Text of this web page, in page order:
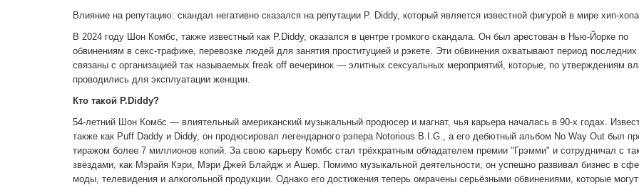
Влияние на репутацию: скандал негативно сказался на репутации P. Diddy, который является известной фигурой в мире хип-хопа.
В 2024 году Шон Комбс, также известный как P.Diddy, оказался в центре громкого скандала. Он был арестован в Нью-Йорке по
обвинениям в секс-трафике, перевозке людей для занятия проституцией и рэкете. Эти обвинения охватывают период
связаны с организацией так называемых freak off вечеринок — элитных сексуальных мероприятий, которые, по утверждениям
проводились для эксплуатации женщин.
Кто такой P.Diddy?
54-летний Шон Комбс — влиятельный американский музыкальный продюсер и магнат, чья карьера началась в 90-х годах.
также как Puff Daddy и Diddy, он продюсировал легендарного рэпера Notorious B.I.G., а его дебютный альбом No Way Out был
тиражом более 7 миллионов копий. За свою карьеру Комбс стал трёхкратным обладателем премии "Грэмми" и сотрудничал с
звёздами, как Мэрайя Кэри, Мэри Джей Блайдж и Ашер. Помимо музыкальной деятельности, он успешно развивал бизнес в
моды, телевидения и алкогольной продукции. Однако его достижения теперь омрачены серьёзными обвинениями, которые могут